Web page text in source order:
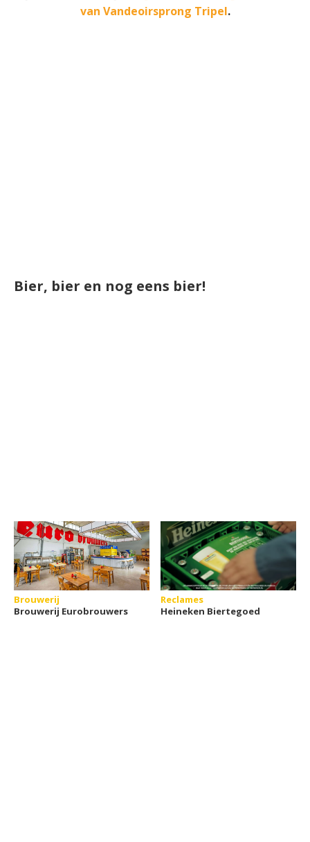
van Vandeoirsprong Tripel.
Bier, bier en nog eens bier!
Brouwerij
Brouwerij Eurobrouwers
Reclames
Heineken Biertegoed